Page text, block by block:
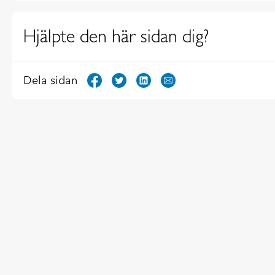
Hjälpte den här sidan dig?
Dela sidan